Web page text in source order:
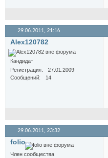
29.06.2011, 21:16
Alex120782
Кандидат
Регистрация
27.01.2009
Сообщений
14
29.06.2011, 23:32
folio
Член сообщества